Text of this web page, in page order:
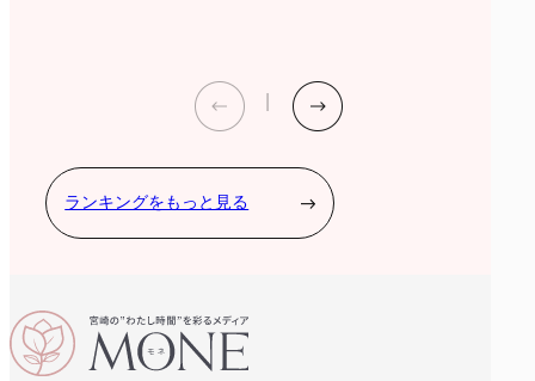
ランキングをもっと見る